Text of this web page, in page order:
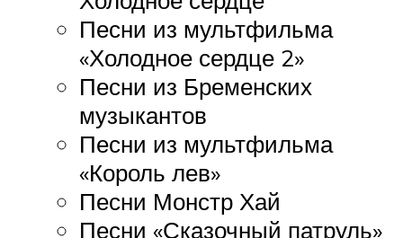
Песни из мультфильма
«Холодное сердце 2»
Песни из Бременских
музыкантов
Песни из мультфильма
«Король лев»
Песни Монстр Хай
Песни «Сказочный патруль»